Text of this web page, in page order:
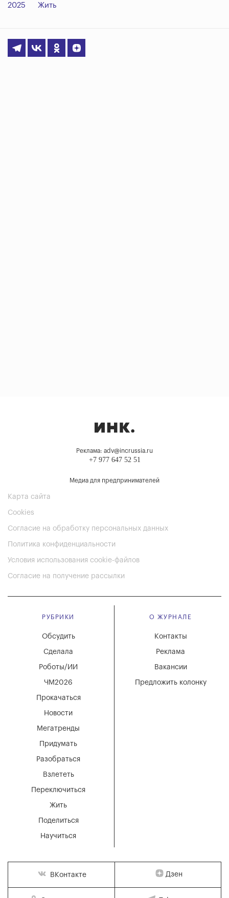
2025 Жить
Реклама: adv@incrussia.ru
+7 977 647 52 51
Медиа для предпринимателей
Карта сайта
Cookies
Согласие на обработку персональных данных
Политика конфиденциальности
Условия использования cookie-файлов
Согласие на получение рассылки
РУБРИКИ
Мегатренды
Придумать
Разобраться
Взлететь
Новости
Переключиться
Жить
Поделиться
Научиться
Обсудить
Сделала
Роботы/ИИ
ЧМ2026
Прокачаться
О ЖУРНАЛЕ
Вакансии
Реклама
Контакты
Предложить колонку
ВКонтакте Дзен